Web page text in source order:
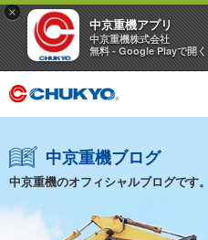
×
中京重機アプリ
中京重機株式会社
無料 - Google Playで開く
中京重機ブログ
中京重機のオフィシャルブログです。